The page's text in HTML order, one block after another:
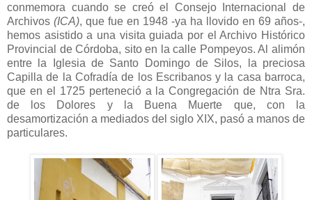
conmemora cuando se creó el Consejo Internacional de
Archivos (ICA), que fue en 1948 -ya ha llovido en 69 años-,
hemos asistido a una visita guiada por el Archivo Histórico
Provincial de Córdoba, sito en la calle Pompeyos. Al alimón
entre la Iglesia de Santo Domingo de Silos, la preciosa
Capilla de la Cofradía de los Escribanos y la casa barroca,
que en el 1725 perteneció a la Congregación de Ntra Sra.
de los Dolores y la Buena Muerte que, con la
desamortización a mediados del siglo XIX, pasó a manos de
particulares.